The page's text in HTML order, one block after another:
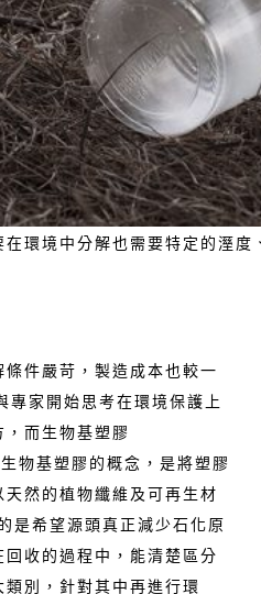
環境中分解也需要特定的溼
件嚴苛，製造成本也較一
家開始思考在環境保護上
而生物基塑膠
物基塑膠的概念，是將塑膠
然的植物纖維及可再生材
希望源頭真正減少石化原
收的過程中，能清楚區分
別，針對其中再進行環